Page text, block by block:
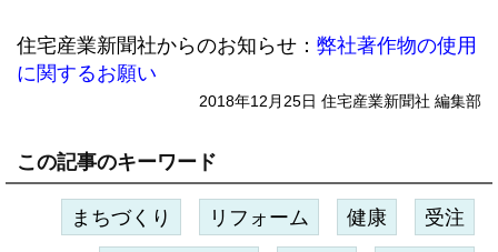
住宅産業新聞社からのお知らせ： 弊社著作物の使用
に関するお願い
2018年12月25日 住宅産業新聞社 編集部
この記事のキーワード
まちづくり リフォーム 健康 受注